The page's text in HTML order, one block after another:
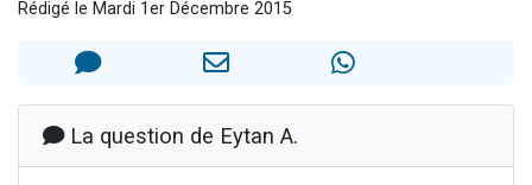
Il reste 49 places pour étudier en groupe sur Zoom
12 nouvelles musiques dans Torah-Box Music
2 personnes viennent de nous rejoindre sur WhatsApp
Rédigé le Mardi 1er Décembre 2015
La question de Eytan A.